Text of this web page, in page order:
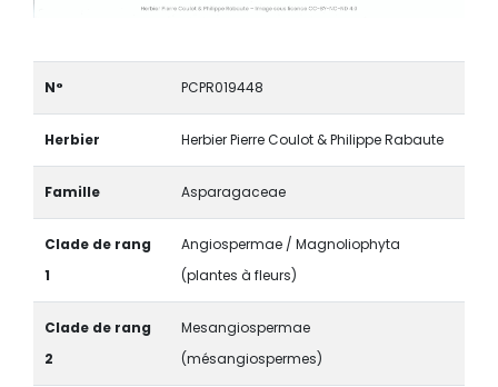
N° PCPR019448
Herbier Herbier Pierre Coulot & Philippe Rabaute
Famille Asparagaceae
Clade de rang
1
Angiospermae / Magnoliophyta
(plantes à fleurs)
Clade de rang
2
Mesangiospermae
(mésangiospermes)